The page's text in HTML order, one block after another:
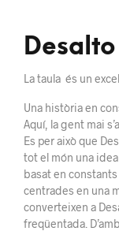
Desalto
La taula és un
Una història en
Aquí, la gent mai
Es per això que
tot el món una
basat en
centrades en una
converteixen a
freqüentada.